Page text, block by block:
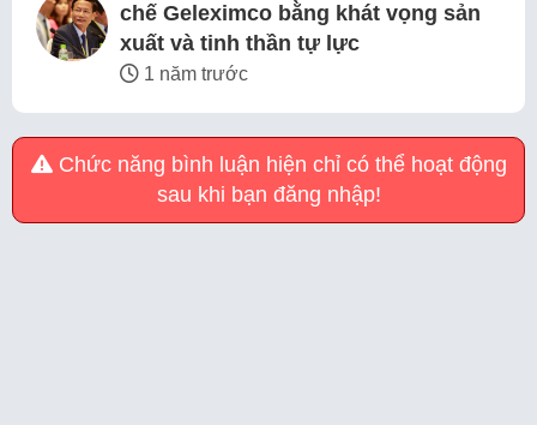
chế Geleximco bằng khát vọng sản
xuất và tinh thần tự lực
1 năm trước
Chức năng bình luận hiện chỉ có thể hoạt động
sau khi bạn đăng nhập!